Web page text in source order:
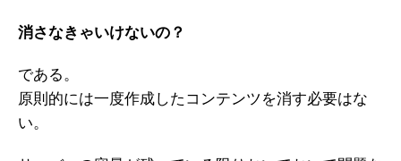
消さなきゃいけないの？
である。
原則的には一度作成したコンテンツを消す必要はな
い。